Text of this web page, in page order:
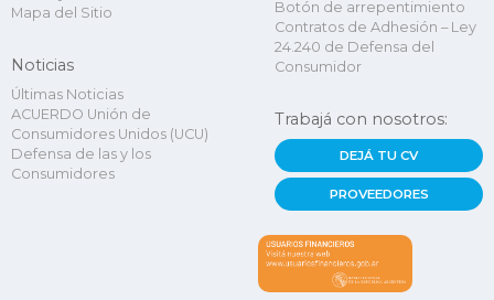
Mapa del Sitio
Noticias
Últimas Noticias
ACUERDO Unión de
Consumidores Unidos (UCU)
Defensa de las y los
Consumidores
Botón de arrepentimiento
Contratos de Adhesión – Ley
24.240 de Defensa del
Consumidor
Trabajá con nosotros:
DEJÁ TU CV
PROVEEDORES